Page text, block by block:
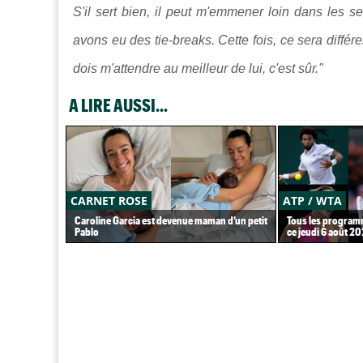
S'il sert bien, il peut m'emmener loin dans les
avons eu des tie-breaks. Cette fois, ce sera
dois m'attendre au meilleur de lui, c'est sûr."
A LIRE AUSSI...
CARNET ROSE
Caroline Garcia est devenue maman d’un petit
Pablo
ATP / WTA
Tous les
ce jeudi 6 août